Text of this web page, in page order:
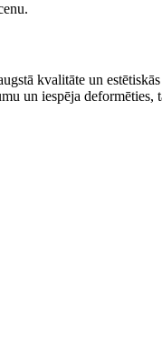
kvalitāte un
un iespēja deformēties,